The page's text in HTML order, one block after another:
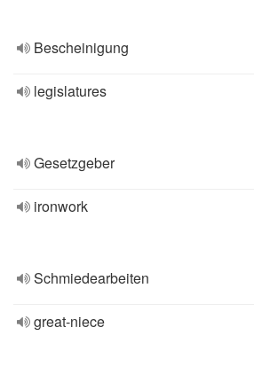
Bescheinigung
legislatures
Gesetzgeber
ironwork
Schmiedearbeiten
great-niece